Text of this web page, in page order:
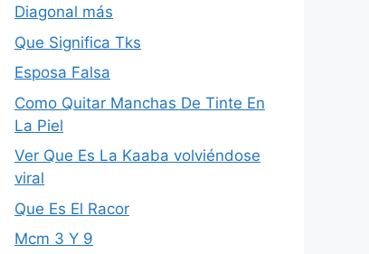
Diagonal más
Que Significa Tks
Esposa Falsa
Como Quitar Manchas De Tinte En
La Piel
Ver Que Es La Kaaba volviéndose
viral
Que Es El Racor
Mcm 3 Y 9